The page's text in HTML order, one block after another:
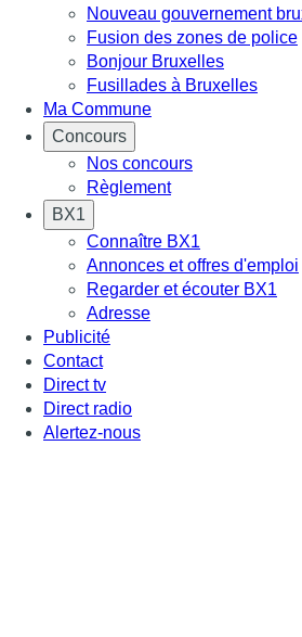
Nouveau gouvernement
Fusion des zones de police
Bonjour Bruxelles
Fusillades à Bruxelles
Ma Commune
Concours
Nos concours
Règlement
BX1
Connaître BX1
Annonces et offres d'emploi
Regarder et écouter BX1
Adresse
Publicité
Contact
Direct tv
Direct radio
Alertez-nous